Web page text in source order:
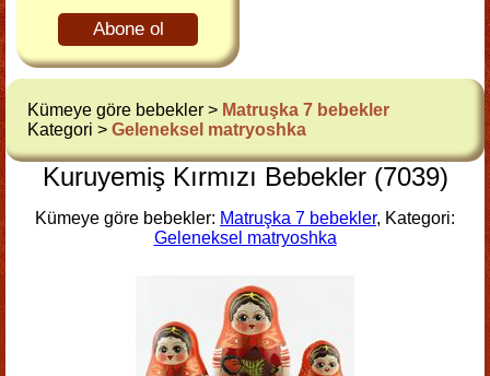
Abone ol
Kümeye göre bebekler > Matruşka 7 bebekler
Kategori > Geleneksel matryoshka
Kuruyemiş Kırmızı Bebekler (7039)
Kümeye göre bebekler: Matruşka 7 bebekler, Kategori:
Geleneksel matryoshka